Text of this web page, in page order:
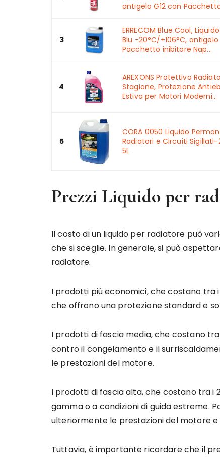
antigelo G12 con
3
ERRECOM Blue Cool,
Blu -20°C/+106°C, antigelo
Pacchetto inibitore Nap...
4
AREXONS Protettivo
Stagione, Protezione
Estiva per Motori Moderni...
5
CORA 0050 Liquido
Radiatori e Circuiti Sigillati-
5L
Prezzi Liquido per
Il costo di un liquido per radiatore può
che si sceglie. In generale, si può
radiatore.
I prodotti più economici, che costano tra
che offrono una protezione standard e
I prodotti di fascia media, che costano
contro il congelamento e il
le prestazioni del motore.
I prodotti di fascia alta, che costano tra i
gamma o a condizioni di guida estreme.
ulteriormente le prestazioni del motore
Tuttavia, è importante ricordare che il